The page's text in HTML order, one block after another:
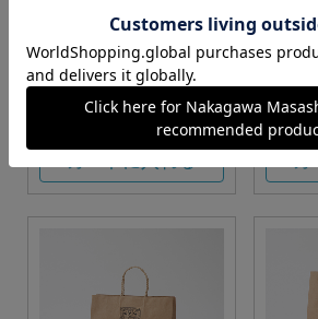
S・M・Lサイズより当店に
Sサイズ